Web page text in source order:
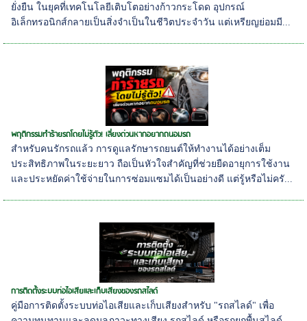
ยั่งยืน ในยุคที่เทคโนโลยีเติบโตอย่างก้าวกระโดด อุปกรณ์
อิเล็กทรอนิกส์กลายเป็นสิ่งจำเป็นในชีวิตประจำวัน แต่เหรียญย่อมมี...
พฤติกรรมทำร้ายรถโดยไม่รู้ตัว! เลี่ยงด่วนหากอยากถนอมรถ
สำหรับคนรักรถแล้ว การดูแลรักษารถยนต์ให้ทำงานได้อย่างเต็ม
ประสิทธิภาพในระยะยาว ถือเป็นหัวใจสำคัญที่ช่วยยืดอายุการใช้งาน
และประหยัดค่าใช้จ่ายในการซ่อมแซมได้เป็นอย่างดี แต่รู้หรือไม่ครั...
การติดตั้งระบบท่อไอเสียและเก็บเสียงของรถสไลด์
คู่มือการติดตั้งระบบท่อไอเสียและเก็บเสียงสำหรับ "รถสไลด์" เพื่อ